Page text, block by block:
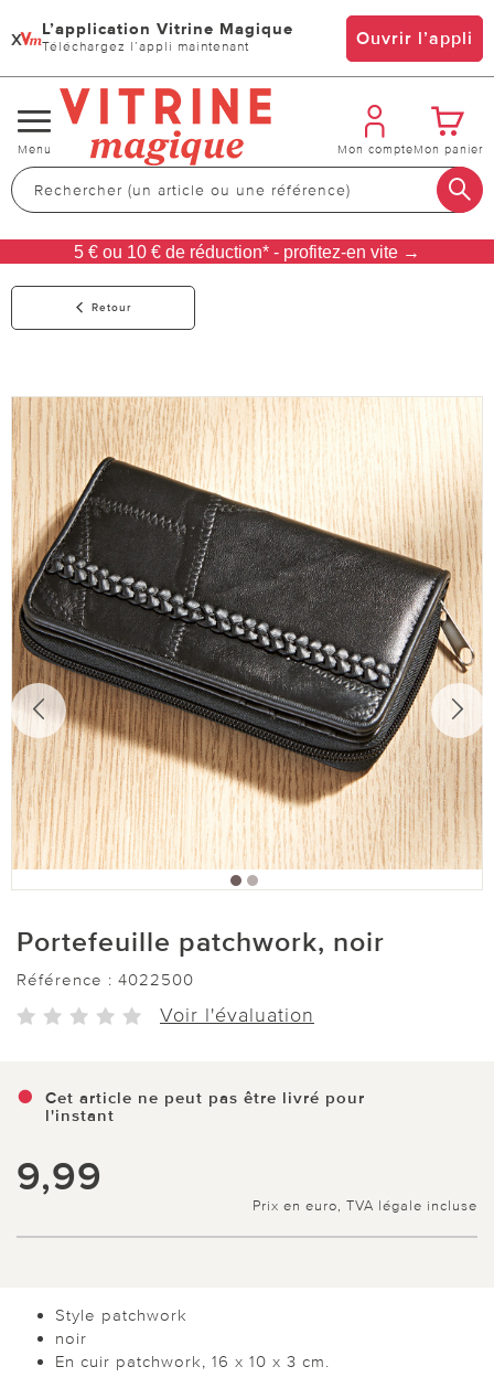
x L’application Vitrine Magique
Téléchargez l’appli maintenant Ouvrir l’appli
Changer
de
navigation
Menu Mon compteMon panier
5 € ou 10 € de réduction* - profitez-en vite →
Retour
Portefeuille patchwork, noir
Référence : 4022500
Voir l'évaluation
Cet article ne peut pas être livré pour
l'instant
9,99
Prix en euro, TVA légale incluse
Style patchwork
noir
En cuir patchwork, 16 x 10 x 3 cm.